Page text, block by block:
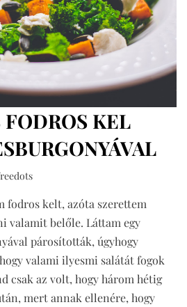
KEL
fodros kelt, azóta szerettem
valamit belőle. Láttam egy
párosították, úgyhogy
valami ilyesmi salátát fogok
csak az volt, hogy három hétig
mert annak ellenére, hogy